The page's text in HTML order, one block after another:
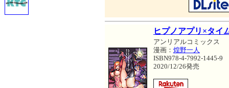
ヒプノアプリ×タイ
アンリアルコミックス
漫画： 煌野一人
ISBN978-4-7992-1445-9
2020/12/26発売